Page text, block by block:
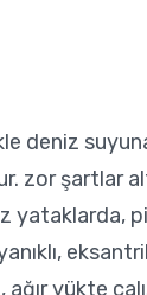
deniz
zor şartlar
yataklarda,
yükte